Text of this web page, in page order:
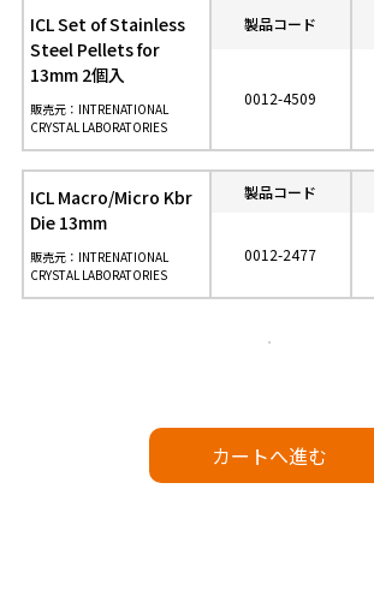
ICL Set of Stainless
Steel Pellets for
13mm 2個入
販売元：INTRENATIONAL
CRYSTAL LABORATORIES
製品コード
0012-4509
ICL Macro/Micro Kbr
Die 13mm
販売元：INTRENATIONAL
CRYSTAL LABORATORIES
製品コード
0012-2477
カートへ進む